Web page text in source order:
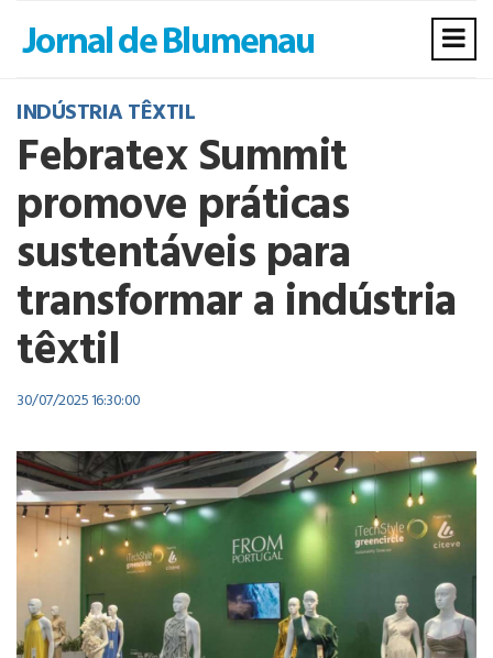
INDÚSTRIA TÊXTIL
Febratex Summit
promove práticas
sustentáveis para
transformar a indústria
têxtil
30/07/2025 16:30:00